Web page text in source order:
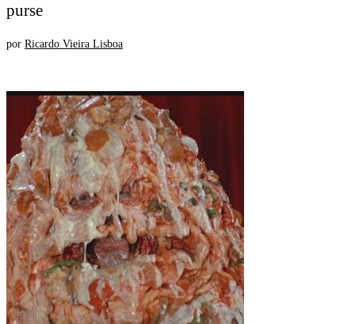
purse
por Ricardo Vieira Lisboa